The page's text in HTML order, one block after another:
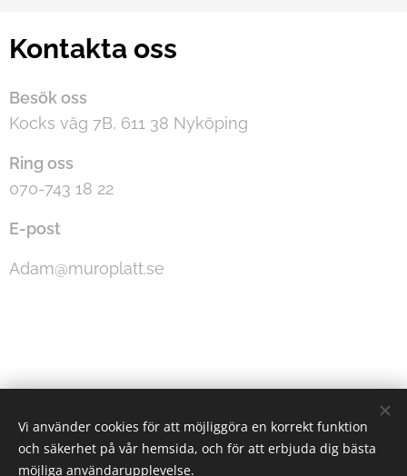
Kontakta oss
Besök oss
Kocks väg 7B, 611 38 Nyköping
Ring oss
070-743 18 22
E-post
Adam@muroplatt.se
Vi använder cookies för att möjliggöra en korrekt funktion
och säkerhet på vår hemsida, och för att erbjuda dig bästa
möjliga användarupplevelse.